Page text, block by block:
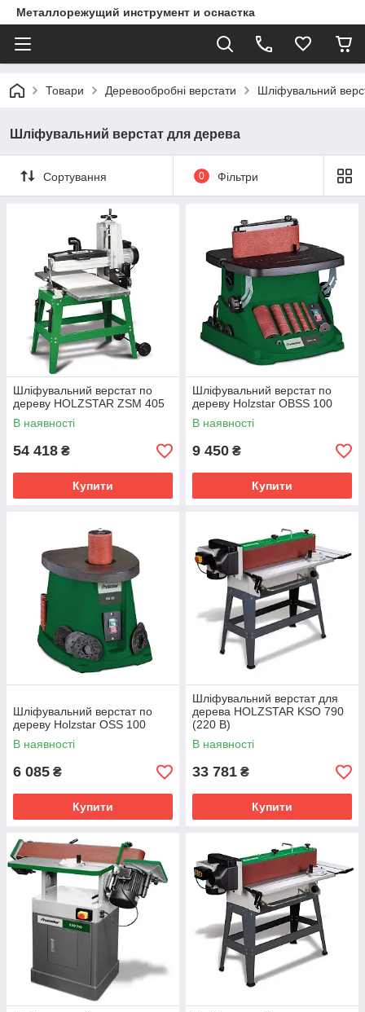
Металлорежущий инструмент и оснастка
Товари Деревообробні верстати Шліфувальний
Шліфувальний верстат для дерева
Сортування 0 Фільтри
Шліфувальний верстат по
дереву HOLZSTAR ZSM 405
В наявності
54 418 ₴
Купити
Шліфувальний верстат по
дереву Holzstar ОВЅЅ 100
В наявності
9 450 ₴
Купити
Шліфувальний верстат по
дереву Holzstar OSS 100
В наявності
6 085 ₴
Купити
Шліфувальний верстат для
дерева HOLZSTAR KSO 790
(220 В)
В наявності
33 781 ₴
Купити